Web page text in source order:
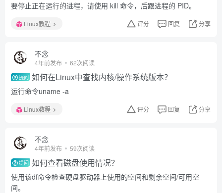
要停止正在运行的进程，请使用 kill 命令，后跟进程的 PID。
Linux教程 评分 回复 分享
不念
4年前发布 62次阅读
提问 如何在Linux中查找内核/操作系统版本？
运行命令uname -a
Linux教程 评分 回复 分享
不念
4年前发布 59次阅读
提问 如何查看磁盘使用情况？
使用该df命令检查硬盘驱动器上使用的空间和剩余空间/可用空
间。